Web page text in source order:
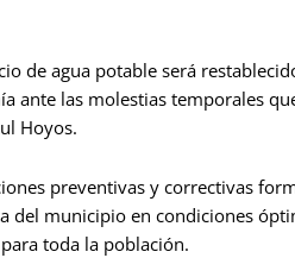
de agua potable será
ante las molestias temporales
Hoyos.
preventivas y correctivas
del municipio en condiciones
toda la población.